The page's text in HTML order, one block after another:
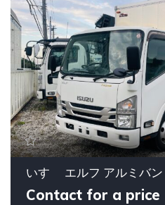
Contact for a price